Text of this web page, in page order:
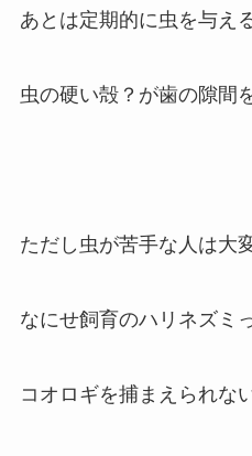
あとは定期的に虫を与え
虫の硬い殻？が歯の隙間
ただし虫が苦手な人は大
なにせ飼育のハリネズミ
コオロギを捕まえられな